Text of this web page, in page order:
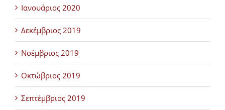
Ιανουάριος 2020
Δεκέμβριος 2019
Νοέμβριος 2019
Οκτώβριος 2019
Σεπτέμβριος 2019